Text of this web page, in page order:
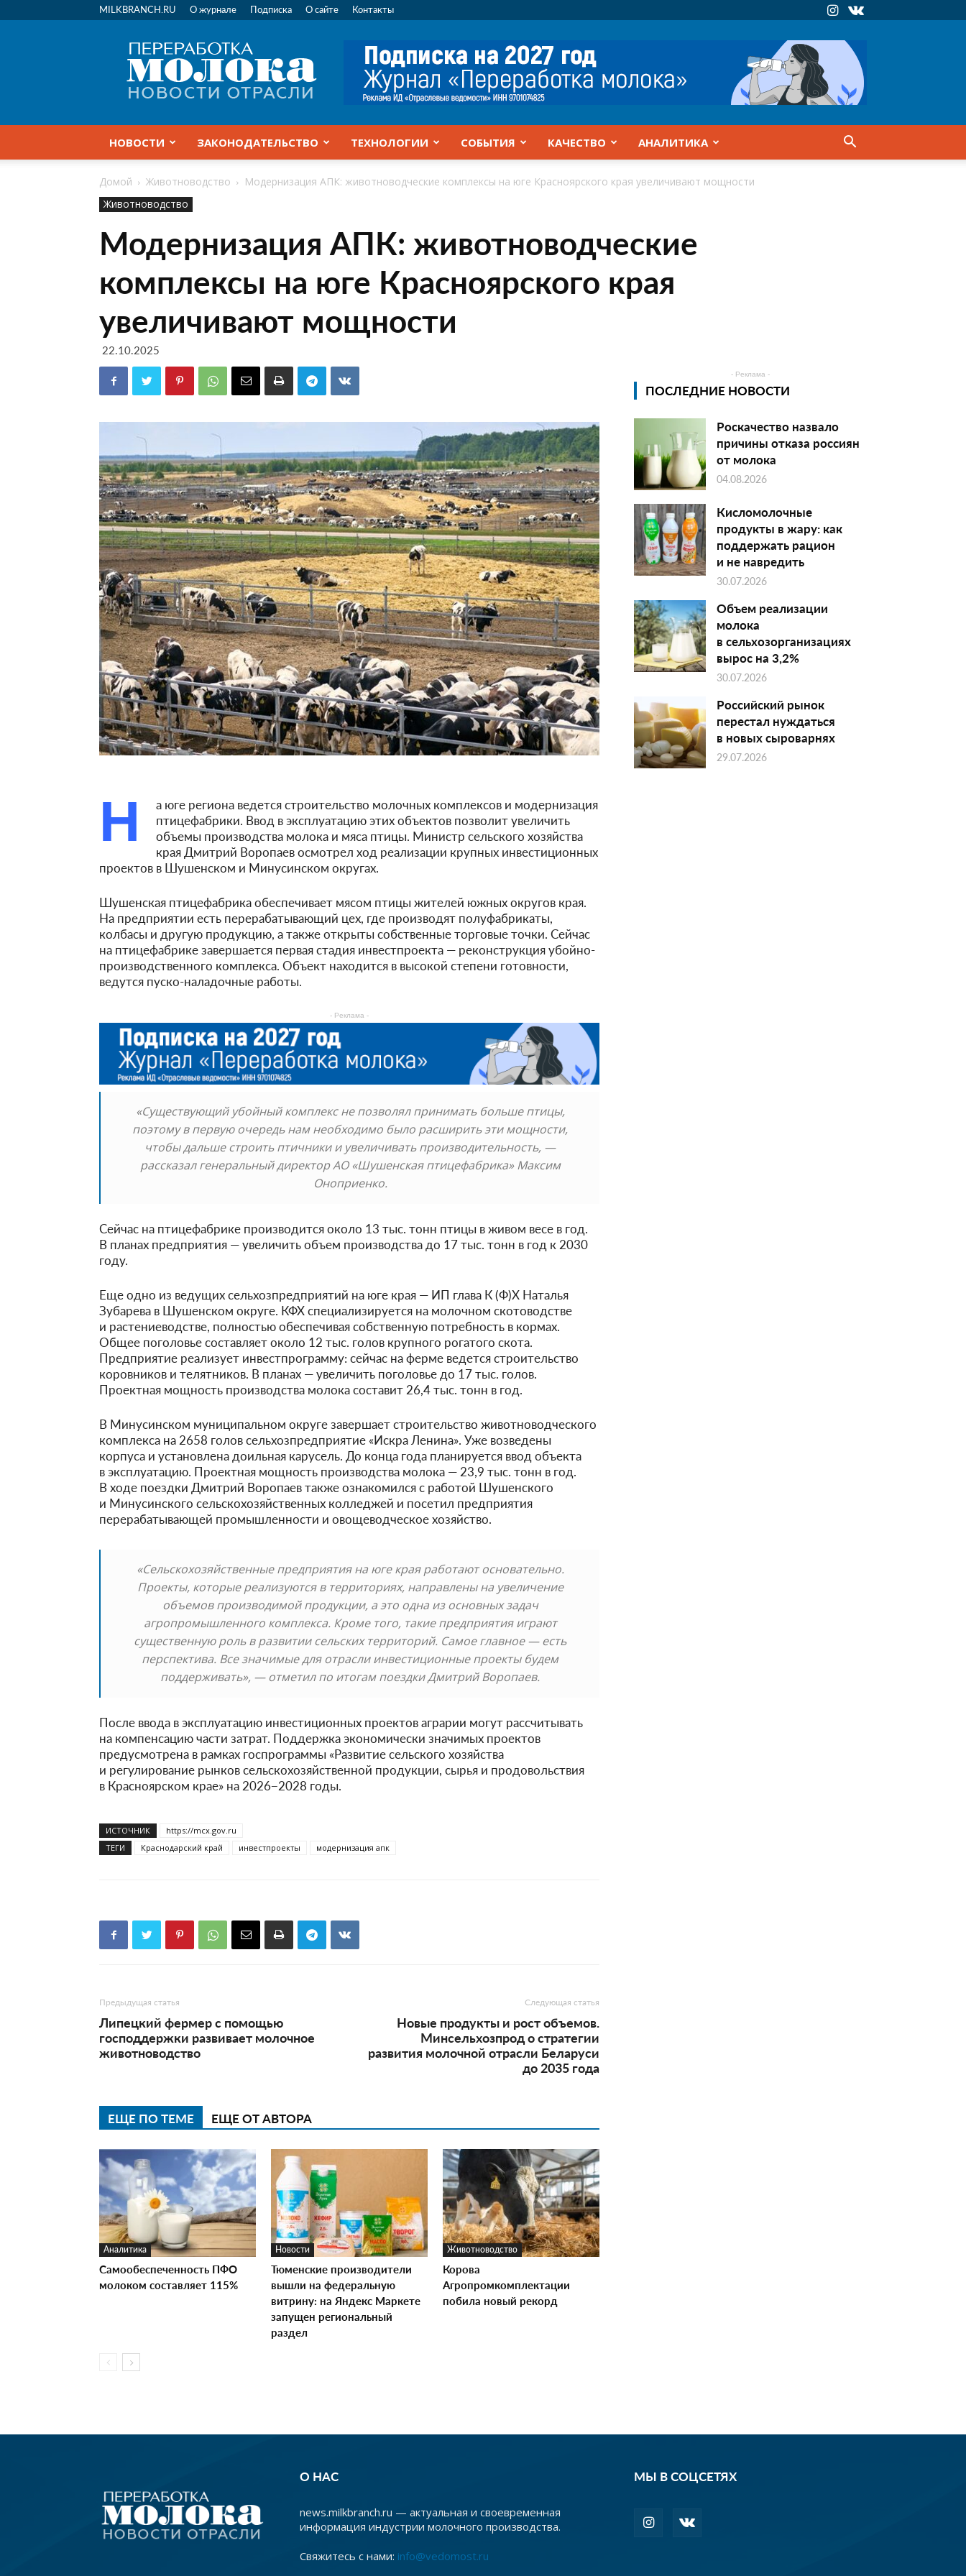
MILKBRANCH.RU О журнале Подписка О сайте Контакты
Переработка
молока
|
Новости
НОВОСТИ ЗАКОНОДАТЕЛЬСТВО ТЕХНОЛОГИИ СОБЫТИЯ КАЧЕСТВО АНАЛИТИКА
Домой Животноводство
Модернизация АПК: животноводческие комплексы на юге Красноярского края увеличивают мощности
Животноводство
Модернизация АПК: животноводческие
комплексы на юге Красноярского края
увеличивают мощности
22.10.2025
Н
а юге региона ведется строительство молочных комплексов и модернизация
птицефабрики. Ввод в эксплуатацию этих объектов позволит увеличить
объемы производства молока и мяса птицы. Министр сельского хозяйства
края Дмитрий Воропаев осмотрел ход реализации крупных инвестиционных
проектов в Шушенском и Минусинском округах.
Шушенская птицефабрика обеспечивает мясом птицы жителей южных округов края.
На предприятии есть перерабатывающий цех, где производят полуфабрикаты,
колбасы и другую продукцию, а также открыты собственные торговые точки. Сейчас
на птицефабрике завершается первая стадия инвестпроекта — реконструкция убойно-
производственного комплекса. Объект находится в высокой степени готовности,
ведутся пуско-наладочные работы.
- Реклама -
«Существующий убойный комплекс не позволял принимать больше птицы,
поэтому в первую очередь нам необходимо было расширить эти мощности,
чтобы дальше строить птичники и увеличивать производительность, —
рассказал генеральный директор АО «Шушенская птицефабрика» Максим
Оноприенко.
Сейчас на птицефабрике производится около 13 тыс. тонн птицы в живом весе в год.
В планах предприятия — увеличить объем производства до 17 тыс. тонн в год к 2030
году.
Еще одно из ведущих сельхозпредприятий на юге края — ИП глава К (Ф)Х Наталья
Зубарева в Шушенском округе. КФХ специализируется на молочном скотоводстве
и растениеводстве, полностью обеспечивая собственную потребность в кормах.
Общее поголовье составляет около 12 тыс. голов крупного рогатого скота.
Предприятие реализует инвестпрограмму: сейчас на ферме ведется строительство
коровников и телятников. В планах — увеличить поголовье до 17 тыс. голов.
Проектная мощность производства молока составит 26,4 тыс. тонн в год.
В Минусинском муниципальном округе завершает строительство животноводческого
комплекса на 2658 голов сельхозпредприятие «Искра Ленина». Уже возведены
корпуса и установлена доильная карусель. До конца года планируется ввод объекта
в эксплуатацию. Проектная мощность производства молока — 23,9 тыс. тонн в год.
В ходе поездки Дмитрий Воропаев также ознакомился с работой Шушенского
и Минусинского сельскохозяйственных колледжей и посетил предприятия
перерабатывающей промышленности и овощеводческое хозяйство.
«Сельскохозяйственные предприятия на юге края работают основательно.
Проекты, которые реализуются в территориях, направлены на увеличение
объемов производимой продукции, а это одна из основных задач
агропромышленного комплекса. Кроме того, такие предприятия играют
существенную роль в развитии сельских территорий. Самое главное — есть
перспектива. Все значимые для отрасли инвестиционные проекты будем
поддерживать», — отметил по итогам поездки Дмитрий Воропаев.
После ввода в эксплуатацию инвестиционных проектов аграрии могут рассчитывать
на компенсацию части затрат. Поддержка экономически значимых проектов
предусмотрена в рамках госпрограммы «Развитие сельского хозяйства
и регулирование рынков сельскохозяйственной продукции, сырья и продовольствия
в Красноярском крае» на 2026−2028 годы.
ИСТОЧНИК
https://mcx.gov.ru
ТЕГИ
Краснодарский край инвестпроекты модернизация апк
Предыдущая статья
Липецкий фермер с помощью
господдержки развивает молочное
животноводство
Следующая статья
Новые продукты и рост объемов.
Минсельхозпрод о стратегии
развития молочной отрасли Беларуси
до 2035 года
ЕЩЕ ПО ТЕМЕ ЕЩЕ ОТ АВТОРА
Аналитика
Самообеспеченность ПФО
молоком составляет 115%
Новости
Тюменские производители
вышли на федеральную
витрину: на Яндекс Маркете
запущен региональный
раздел
Животноводство
Корова
Агропромкомплектации
побила новый рекорд
- Реклама -
ПОСЛЕДНИЕ НОВОСТИ
Роскачество назвало
причины отказа россиян
от молока
04.08.2026
Кисломолочные
продукты в жару: как
поддержать рацион
и не навредить
30.07.2026
Объем реализации
молока
в сельхозорганизациях
вырос на 3,2%
30.07.2026
Российский рынок
перестал нуждаться
в новых сыроварнях
29.07.2026
О НАС
news.milkbranch.ru — актуальная и своевременная
информация индустрии молочного производства.
Свяжитесь с нами: info@vedomost.ru
МЫ В СОЦСЕТЯХ